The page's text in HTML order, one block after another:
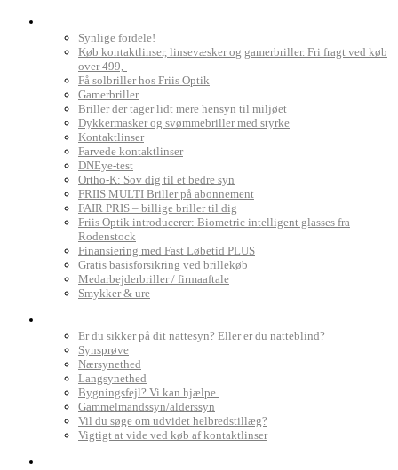
Synlige fordele!
Køb kontaktlinser, linsevæsker og gamerbriller. Fri fragt ved køb
over 499,-
Få solbriller hos Friis Optik
Gamerbriller
Briller der tager lidt mere hensyn til miljøet
Dykkermasker og svømmebriller med styrke
Kontaktlinser
Farvede kontaktlinser
DNEye-test
Ortho-K: Sov dig til et bedre syn
FRIIS MULTI Briller på abonnement
FAIR PRIS – billige briller til dig
Friis Optik introducerer: Biometric intelligent glasses fra
Rodenstock
Finansiering med Fast Løbetid PLUS
Gratis basisforsikring ved brillekøb
Medarbejderbriller / firmaaftale
Smykker & ure
Er du sikker på dit nattesyn? Eller er du natteblind?
Synsprøve
Nærsynethed
Langsynethed
Bygningsfejl? Vi kan hjælpe.
Gammelmandssyn/alderssyn
Vil du søge om udvidet helbredstillæg?
Vigtigt at vide ved køb af kontaktlinser